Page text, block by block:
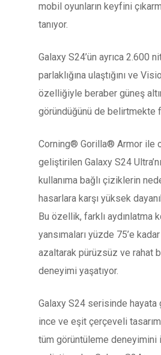
mobil oyunların keyfini
tanıyor.
Galaxy S24’ün ayrıca 2.600
parlaklığına ulaştığını ve
özelliğiyle beraber güneş
göründüğünü de belirtmekte
Corning® Gorilla® Armor ile
geliştirilen Galaxy S24
kullanıma bağlı çiziklerin
hasarlara karşı yüksek
Bu özellik, farklı aydınlatma
yansımaları yüzde 75’e
azaltarak pürüzsüz ve rahat
deneyimi yaşatıyor.
Galaxy S24 serisinde hayata
ince ve eşit çerçeveli
tüm görüntüleme deneyimini